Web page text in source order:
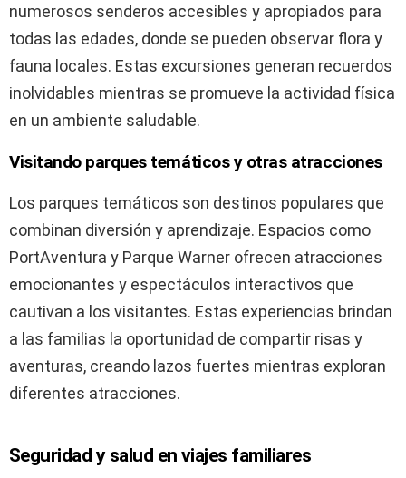
numerosos senderos accesibles y apropiados para
todas las edades, donde se pueden observar flora y
fauna locales. Estas excursiones generan recuerdos
inolvidables mientras se promueve la actividad física
en un ambiente saludable.
Visitando parques temáticos y otras atracciones
Los parques temáticos son destinos populares que
combinan diversión y aprendizaje. Espacios como
PortAventura y Parque Warner ofrecen atracciones
emocionantes y espectáculos interactivos que
cautivan a los visitantes. Estas experiencias brindan
a las familias la oportunidad de compartir risas y
aventuras, creando lazos fuertes mientras exploran
diferentes atracciones.
Seguridad y salud en viajes familiares